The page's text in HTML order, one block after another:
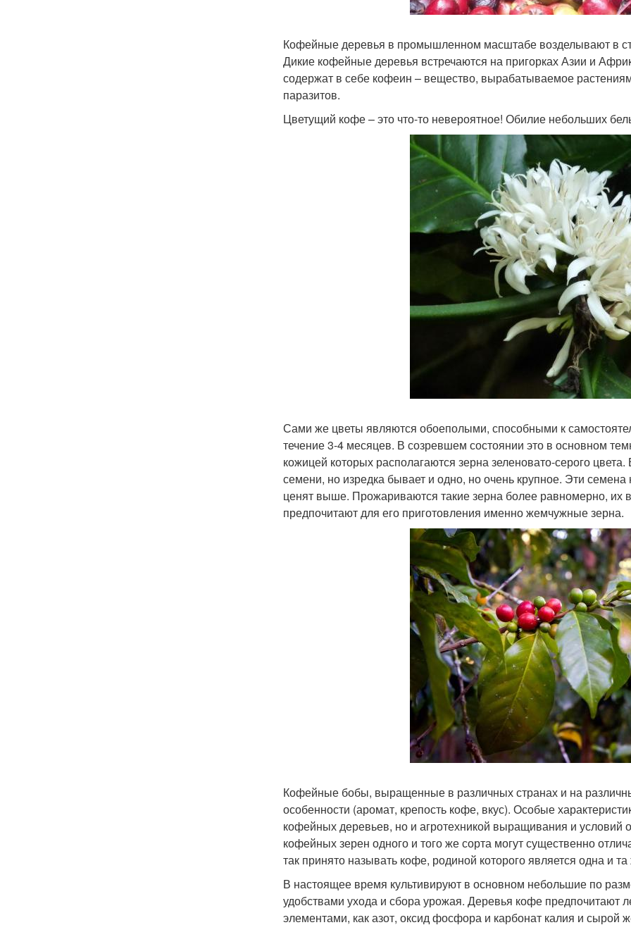
Кофейные деревья в промышленном масштабе возделывают в
Дикие кофейные деревья встречаются на пригорках Азии и
содержат в себе кофеин – вещество, вырабатываемое
паразитов.
Цветущий кофе – это что-то невероятное! Обилие небольших
Сами же цветы являются обоеполыми, способными к
течение 3-4 месяцев. В созревшем состоянии это в основном
кожицей которых располагаются зерна зеленовато-серого
семени, но изредка бывает и одно, но очень крупное. Эти
ценят выше. Прожариваются такие зерна более равномерно, их
предпочитают для его приготовления именно жемчужные зерна.
Кофейные бобы, выращенные в различных странах и на
особенности (аромат, крепость кофе, вкус). Особые
кофейных деревьев, но и агротехникой выращивания и условий
кофейных зерен одного и того же сорта могут существенно
так принято называть кофе, родиной которого является одна и
В настоящее время культивируют в основном небольшие по
удобствами ухода и сбора урожая. Деревья кофе
элементами, как азот, оксид фосфора и карбонат калия и сырой